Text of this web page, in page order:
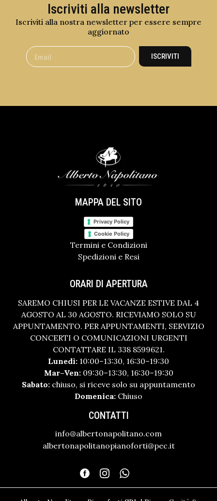
Iscriviti alla newsletter
Iscriviti alla nostra newsletter per essere sempre
aggiornato
ISCRIVITI
MAPPA DEL SITO
Privacy Policy
Cookie Policy
Termini e Condizioni
Spedizioni e Resi
ORARI DI APERTURA
SAREMO CHIUSI PER LE VACANZE ESTIVE DAL 4
AGOSTO AL 30 AGOSTO. RICEVIAMO SOLO SU
APPUNTAMENTO. PER APPUNTAMENTI, SERVIZIO
CONCERTI O COMUNICAZIONI URGENTI
CONTATTARE IL 338 8599621.
Lunedì: 10:00–13:30, 16:30–19:30
Mar–Ven:09:30–13:30, 16:30–19:30
Sabato: chiuso, si riceve solo su appuntamento
Domenica: Chiuso
CONTATTI
info@albertonapolitano.com
albertonapolitanopianoforti@pec.it